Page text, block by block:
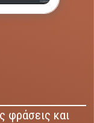
φράσεις και